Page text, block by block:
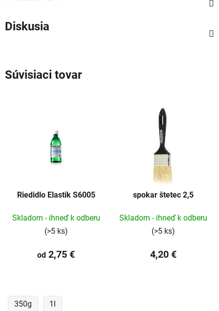
Diskusia
Súvisiaci tovar
Riedidlo Elastik S6005
Skladom - ihneď k odberu
(>5 ks)
od 2,75 €
350g 1l
spokar štetec 2,5
Skladom - ihneď k odberu
(>5 ks)
4,20 €